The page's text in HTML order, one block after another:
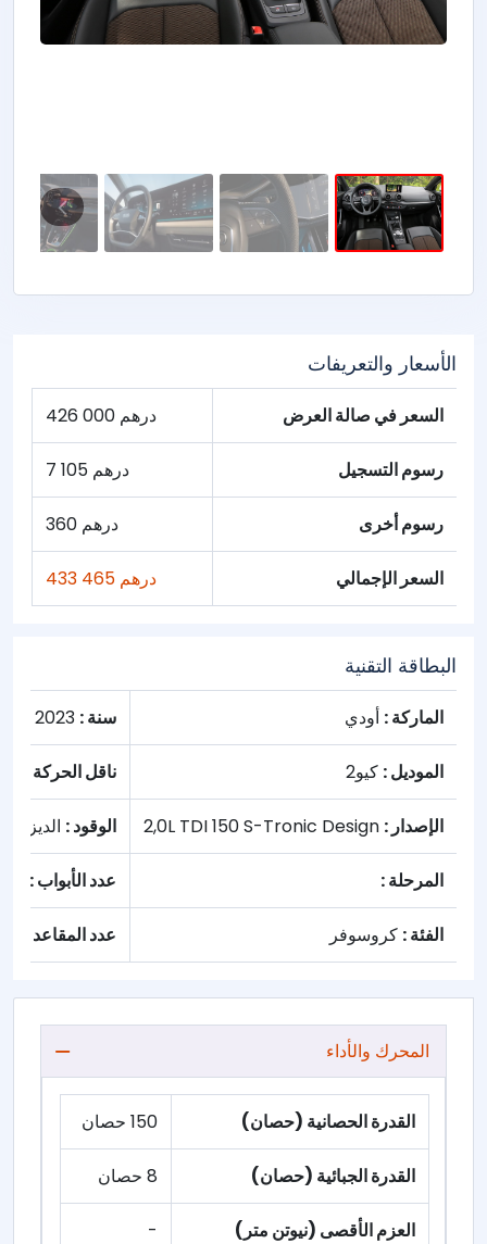
الأسعار والتعريفات
السعر في صالة العرض 426 000 درهم
رسوم التسجيل 7 105 درهم
رسوم أخرى 360 درهم
السعر الإجمالي 433 465 درهم
البطاقة التقنية
الماركة : أودي سنة :
الموديل : كيو2 ناقل الحركة :
الإصدار : الوقود : الديزل
المرحلة : عدد الأبواب :
الفئة : كروسوفر عدد المقاعد :
المحرك والأداء
القدرة الحصانية (حصان) 150 حصان
القدرة الجبائية (حصان) 8 حصان
العزم الأقصى (نيوتن متر) -